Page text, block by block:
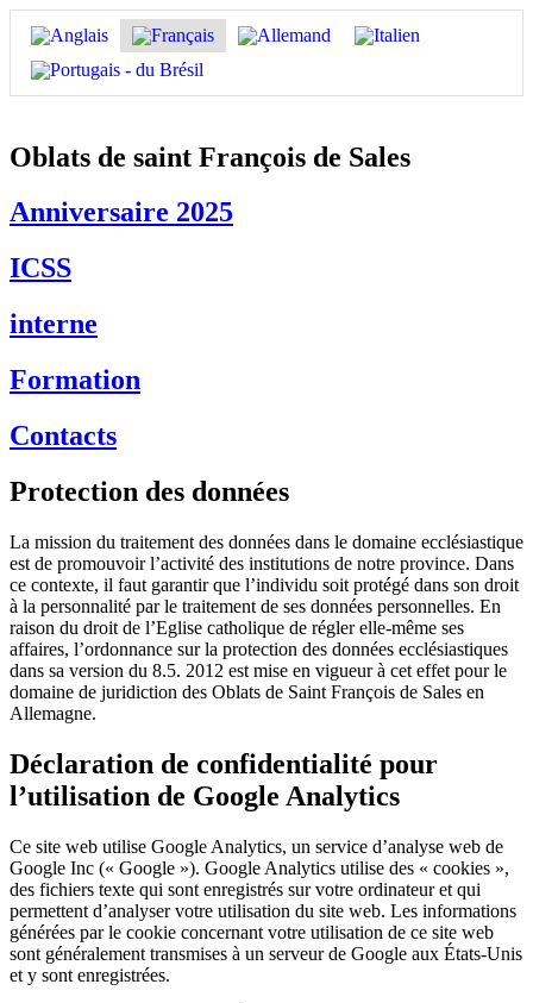
contenu
Oblats de saint François de Sales
Anniversaire 2025
ICSS
interne
Formation
Contacts
Protection des données
La mission du traitement des données dans le domaine ecclésiastique
est de promouvoir l’activité des institutions de notre province. Dans
ce contexte, il faut garantir que l’individu soit protégé dans son droit
à la personnalité par le traitement de ses données personnelles. En
raison du droit de l’Eglise catholique de régler elle-même ses
affaires, l’ordonnance sur la protection des données ecclésiastiques
dans sa version du 8.5. 2012 est mise en vigueur à cet effet pour le
domaine de juridiction des Oblats de Saint François de Sales en
Allemagne.
Déclaration de confidentialité pour
l’utilisation de Google Analytics
Ce site web utilise Google Analytics, un service d’analyse web de
Google Inc (« Google »). Google Analytics utilise des « cookies »,
des fichiers texte qui sont enregistrés sur votre ordinateur et qui
permettent d’analyser votre utilisation du site web. Les informations
générées par le cookie concernant votre utilisation de ce site web
sont généralement transmises à un serveur de Google aux États-Unis
et y sont enregistrées.